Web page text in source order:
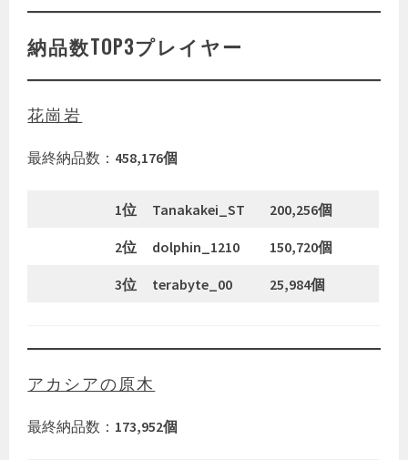
納品数TOP3プレイヤー
花崗岩
最終納品数： 458,176個
1位 Tanakakei_ST 200,256個
2位 dolphin_1210 150,720個
3位 terabyte_00 25,984個
アカシアの原木
最終納品数： 173,952個